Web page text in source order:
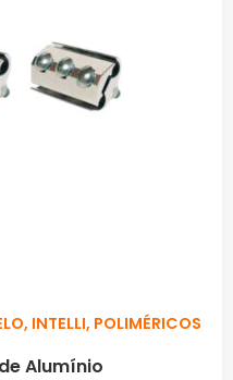
, INTELLI, POLIMÉRICOS
Alumínio